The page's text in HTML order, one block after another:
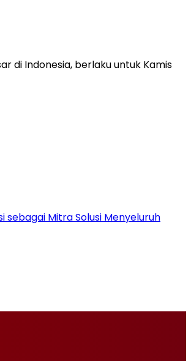
di Indonesia, berlaku untuk Kamis
sebagai Mitra Solusi Menyeluruh